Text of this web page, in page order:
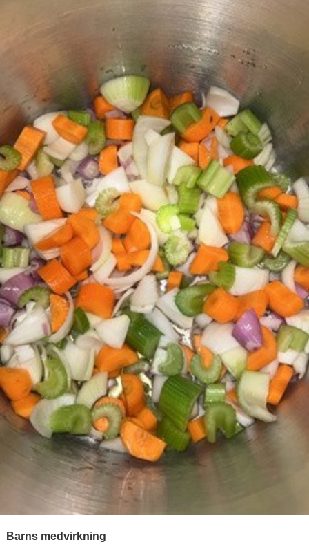
Barns medvirkning